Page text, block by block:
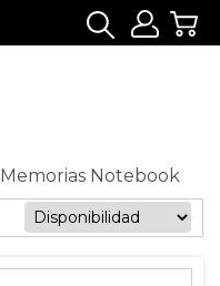
Memorias Notebook